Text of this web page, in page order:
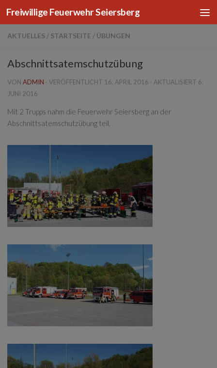
Zum Inhalt springen
Freiwillige Feuerwehr Seiersberg
AKTUELLES / STARTSEITE / ÜBUNGEN
Abschnittsatemschutzübung
VON ADMIN · VERÖFFENTLICHT 16. APRIL 2016 · AKTUALISIERT 6.
JUNI 2016
Mit 2 Trupps nahm die Feuerwehr Seiersberg an der
Abschnittsatemschutzübung teil.